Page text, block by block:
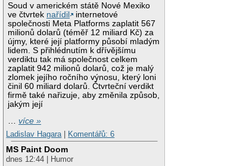
Soud v americkém státě Nové Mexiko
ve čtvrtek nařídil
internetové
společnosti Meta Platforms zaplatit 567
milionů dolarů (téměř 12 miliard Kč) za
újmy, které její platformy působí mladým
lidem. S přihlédnutím k dřívějšímu
verdiktu tak má společnost celkem
zaplatit 942 milionů dolarů, což je malý
zlomek jejího ročního výnosu, který loni
činil 60 miliard dolarů. Čtvrteční verdikt
firmě také nařizuje, aby změnila způsob,
jakým její
…více »
Ladislav Hagara
Komentářů: 6
MS Paint Doom
dnes 12:44 | Humor